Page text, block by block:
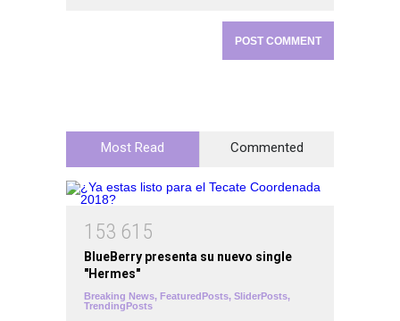
Most Read Commented
1 53 61 5
BlueBerry presenta su nuevo single
"Hermes"
Breaking News, FeaturedPosts, SliderPosts,
TrendingPosts